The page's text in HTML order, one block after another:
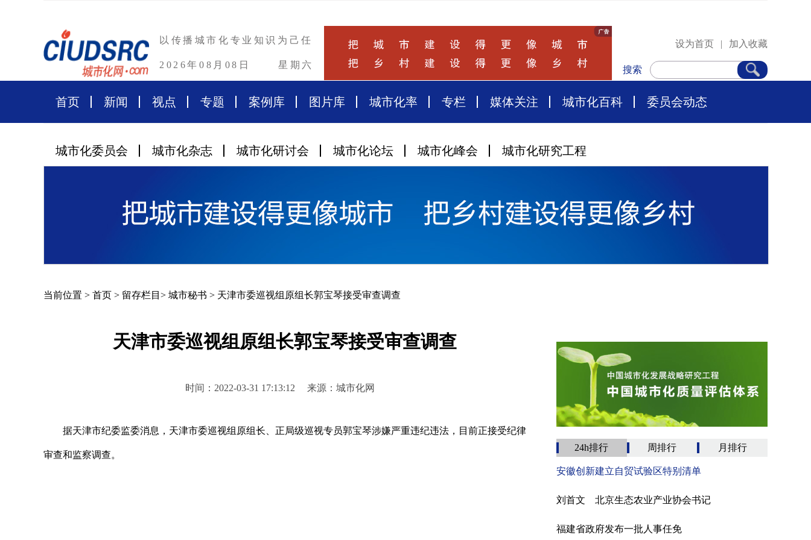
以传播城市化专业知识为己任
2026年08月08日 星期六
设为首页 | 加入收藏
搜索
首页 新闻 视点 专题 案例库 图片库 城市化率 专栏 媒体关注 城市化百科 委员会动态
城市化委员会 城市化杂志 城市化研讨会 城市化论坛 城市化峰会 城市化研究工程
当前位置 > 首页 > 留存栏目 > 城市秘书 > 天津市委巡视组原组长郭宝琴接受审查调查
天津市委巡视组原组长郭宝琴接受审查调查
时间：2022-03-31 17:13:12 来源：城市化网
据天津市纪委监委消息，天津市委巡视组原组长、正局级巡视专员郭宝琴涉嫌严重违纪违法，目前正接受纪律
审查和监察调查。
24h排行 周排行 月排行
安徽创新建立自贸试验区特别清单
刘首文 北京生态农业产业协会书记
福建省政府发布一批人事任免